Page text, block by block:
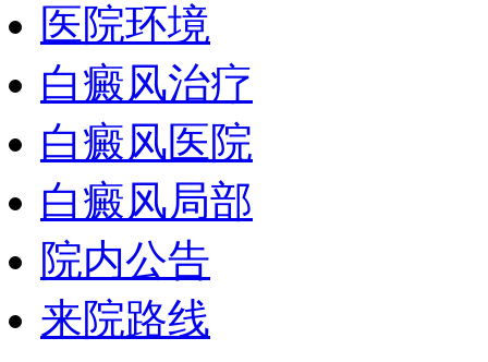
医院环境
白癜风治疗
白癜风医院
白癜风局部
院内公告
来院路线